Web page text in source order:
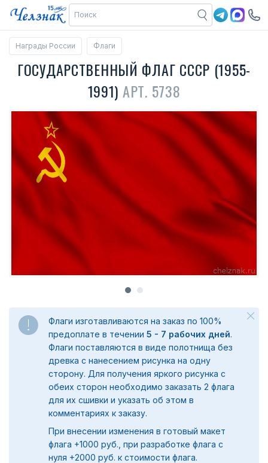
Награды России Флаги
ГОСУДАРСТВЕННЫЙ ФЛАГ СССР (1955-
1991) АРТ. 5738
Флаги изготавливаются на заказ по 100%
предоплате в течении 5 - 7 рабочих дней.
Флаги поставляются в виде полотнища без
древка с нанесением рисунка на одну
сторону. Для получения яркого рисунка с
обеих сторон необходимо заказать 2 флага
для их сшивки и указать об этом в
комментариях к заказу.
При внесении изменения в готовый макет
флага +1000 руб., при разработке флага с
нуля +2000 руб. к стоимости флага.